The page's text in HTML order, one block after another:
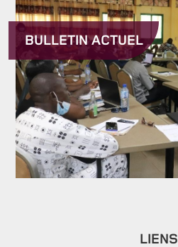
BULLETIN ACTUEL
LIENS